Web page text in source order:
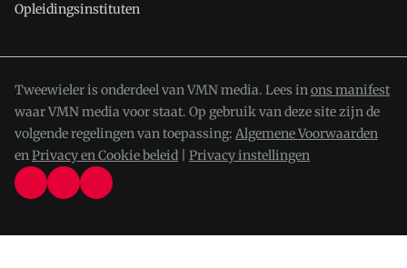
Opleidingsinstituten
Tweewieler is onderdeel van VMN media. Lees inons manifest
waar VMN media voor staat. Op gebruik van deze site zijn de
volgende regelingen van toepassing: Algemene Voorwaarden
enPrivacy en Cookie beleid Privacy instellingen